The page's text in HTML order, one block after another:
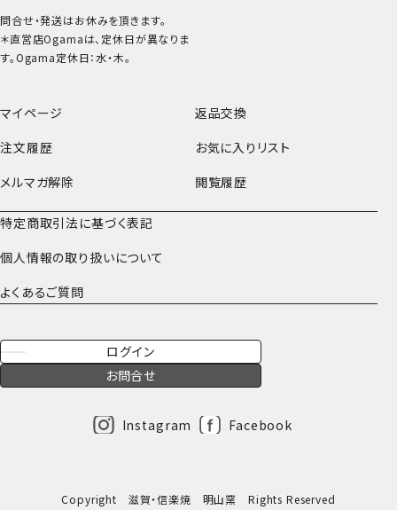
マイページ
返品交換
注文履歴
お気に入りリスト
メルマガ解除
閲覧履歴
特定商取引法に基づく表記
個人情報の取り扱いについて
よくあるご質問
ログイン
お問合せ
Instagram Facebook
問合せ・発送はお休みを頂きます。
＊直営店Ogamaは、定休日が異なりま
す。Ogama定休日：水・木。
Copyright 滋賀・信楽焼 明山窯 Rights Reserved